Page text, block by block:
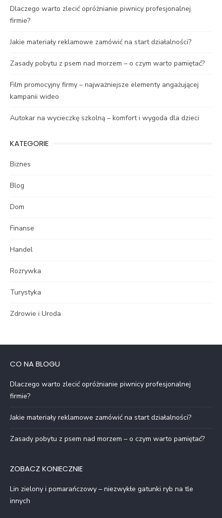
Dlaczego warto zlecić opróżnianie piwnicy profesjonalnej
firmie?
Jakie materiały reklamowe zamówić na start działalności?
Zasady pobytu z psem nad morzem – o czym warto pamiętać?
Film promocyjny firmy – najważniejsze elementy angażującej
kampanii wideo
Autokar na wycieczkę szkolną – komfort i wygoda dla dzieci
KATEGORIE
Biznes
Blog
Dom
Finanse
Handel
Rozrywka
Turystyka
Zdrowie i Uroda
CO NA BLOGU
Dlaczego warto zlecić opróżnianie piwnicy profesjonalnej
firmie?
Jakie materiały reklamowe zamówić na start działalności?
Zasady pobytu z psem nad morzem – o czym warto pamiętać?
ZOBACZ KONIECZNIE
Lin zielony i pomarańczowy – niezwykłe gatunki ryb na tle
innych